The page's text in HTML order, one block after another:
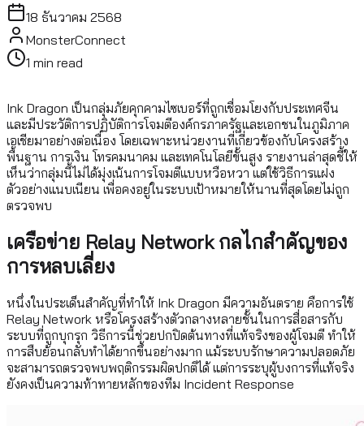
18 ธันวาคม 2568
MonsterConnect
1 min read
Ink Dragon เป็นกลุ่มภัยคุกคามไซเบอร์ที่ถูกเชื่อมโยงกับประเทศจีน
และมีประวัติการปฏิบัติการโจมตีองค์กรภาครัฐและเอกชนในภูมิภาค
เอเชียมาอย่างต่อเนื่อง โดยเฉพาะหน่วยงานที่เกี่ยวข้องกับโครงสร้าง
พื้นฐาน การเงิน โทรคมนาคม และเทคโนโลยีขั้นสูง รายงานล่าสุดชี้ให้
เห็นว่ากลุ่มนี้ไม่ได้มุ่งเน้นการโจมตีแบบหวือหวา แต่ใช้วิธีการแฝง
ตัวอย่างแนบเนียน เพื่อคงอยู่ในระบบเป้าหมายให้นานที่สุดโดยไม่ถูก
ตรวจพบ
เครือข่าย Relay Network กลไกสำคัญของ
การหลบเลี่ยง
หนึ่งในประเด็นสำคัญที่ทำให้ Ink Dragon มีความอันตราย คือการใช้
Relay Network หรือโครงสร้างตัวกลางหลายชั้นในการสื่อสารกับ
ระบบที่ถูกบุกรุก วิธีการนี้ช่วยปกปิดต้นทางที่แท้จริงของผู้โจมตี ทำให้
การสืบย้อนกลับทำได้ยากขึ้นอย่างมาก แม้ระบบรักษาความปลอดภัย
จะสามารถตรวจพบพฤติกรรมผิดปกติได้ แต่การระบุผู้บงการที่แท้จริง
ยังคงเป็นความท้าทายหลักของทีม Incident Response